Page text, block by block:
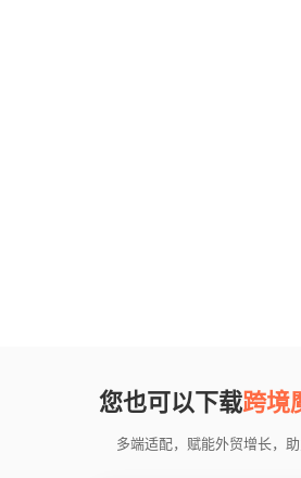
您也可以下载跨境
多端适配，赋能外贸增长，